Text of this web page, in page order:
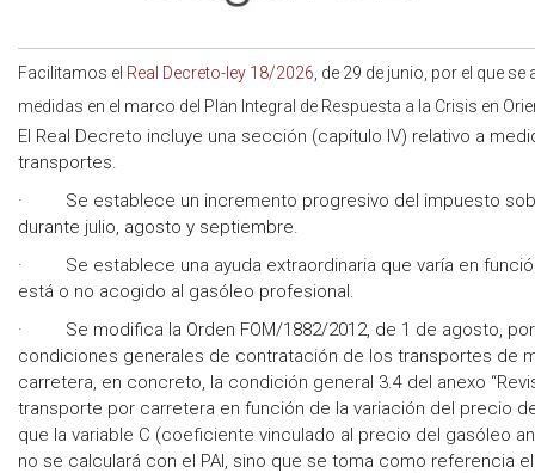
Facilitamos el Real Decreto-ley 18/2026 , de 29 de junio, por el que
medidas en el marco del Plan Integral de Respuesta a la Crisis en
El Real Decreto incluye una sección (capítulo IV) relativo a
transportes.
· Se establece un incremento progresivo del impuesto
durante julio, agosto y septiembre.
· Se establece una ayuda extraordinaria que varía en
está o no acogido al gasóleo profesional.
· Se modifica la Orden FOM/1882/2012, de 1 de agosto, por
condiciones generales de contratación de los transportes de
carretera, en concreto, la condición general 3.4 del anexo
transporte por carretera en función de la variación del precio
que la variable C (coeficiente vinculado al precio del gasóleo
no se calculará con el PAI, sino que se toma como referencia